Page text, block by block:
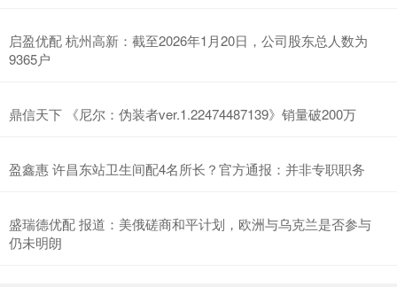
启盈优配 杭州高新：截至2026年1月20日，公司股东总人数为
9365户
鼎信天下 《尼尔：伪装者ver.1.22474487139》销量破200万
盈鑫惠 许昌东站卫生间配4名所长？官方通报：并非专职职务
盛瑞德优配 报道：美俄磋商和平计划，欧洲与乌克兰是否参与
仍未明朗